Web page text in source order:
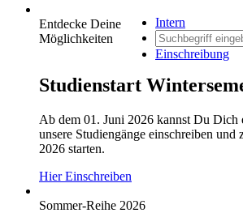
Intern
Einschreibung
Entdecke Deine
Möglichkeiten
Studienstart
Ab dem 01. Juni 2026 kannst Du Dich
unsere Studiengänge einschreiben und
2026 starten.
Hier Einschreiben
Sommer-Reihe 2026